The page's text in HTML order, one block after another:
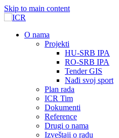
Skip to main content
О nama
Projekti
HU-SRB IPA
RO-SRB IPA
Tender GIS
Nađi svoj sport
Plan rada
ICR Tim
Dokumenti
Reference
Drugi o nama
Izveštaji o radu